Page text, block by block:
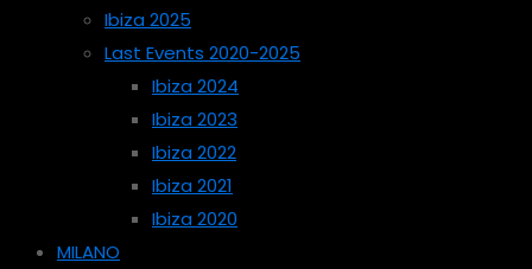
Ibiza 2025
Last Events 2020-2025
Ibiza 2024
Ibiza 2023
Ibiza 2022
Ibiza 2021
Ibiza 2020
MILANO